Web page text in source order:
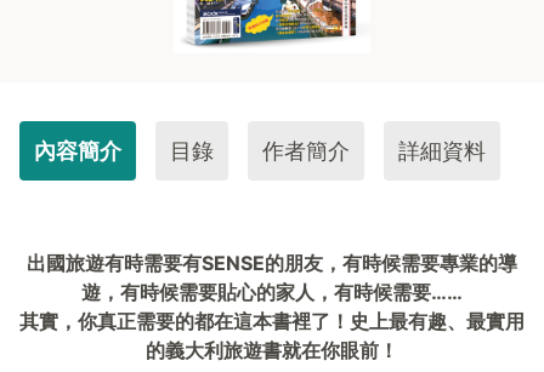
內容簡介 目錄 作者簡介 詳細資料
出國旅遊有時需要有SENSE的朋友，有時候需要專業的導
遊，有時候需要貼心的家人，有時候需要……
其實，你真正需要的都在這本書裡了！史上最有趣、最實用
的義大利旅遊書就在你眼前！